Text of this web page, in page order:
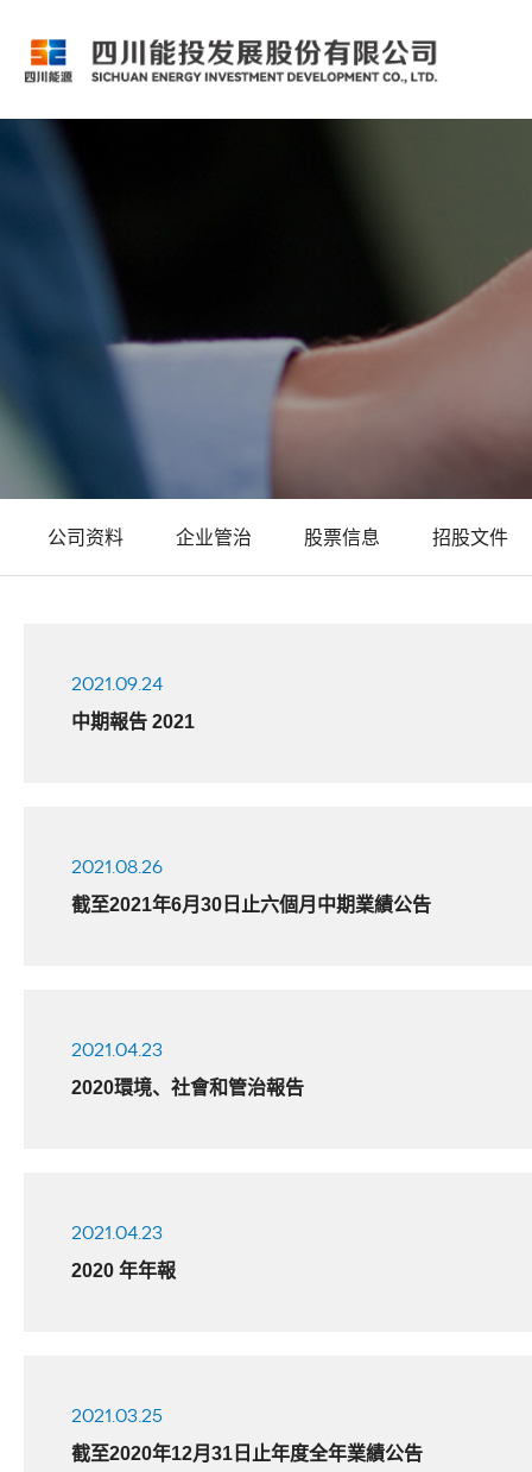
公司资料 企业管治 股票信息 招股文件
2021.09.24
中期報告 2021
2021.08.26
截至2021年6月30日止六個月中期業績公告
2021.04.23
2020環境、社會和管治報告
2021.04.23
2020 年年報
2021.03.25
截至2020年12月31日止年度全年業績公告